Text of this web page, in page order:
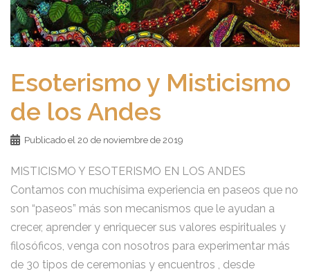
Esoterismo y Misticismo
de los Andes
Publicado el 20 de noviembre de 2019
MISTICISMO Y ESOTERISMO EN LOS ANDES
Contamos con muchísima experiencia en paseos que no
son “paseos” más son mecanismos que le ayudan a
crecer, aprender y enriquecer sus valores espirituales y
filosóficos, venga con nosotros para experimentar más
de 30 tipos de ceremonias y encuentros , desde